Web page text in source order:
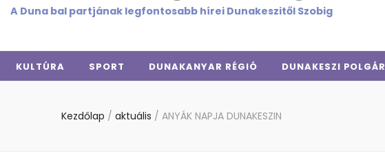
A Duna bal partjának legfontosabb hírei Dunakeszitől Szobig
KULTÚRA SPORT DUNAKANYAR RÉGIÓ DUNAKESZI POLGÁR
Kezdőlap / aktuális / ANYÁK NAPJA DUNAKESZIN